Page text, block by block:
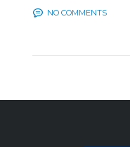
NO COMMENTS